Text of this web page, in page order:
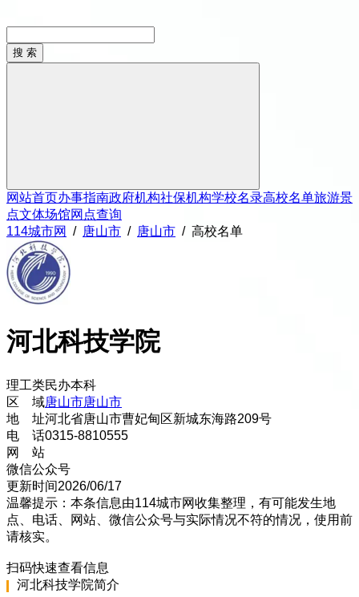
网站首页办事指南政府机构社保机构学校名录高校名单旅游景
点文体场馆网点查询
114城市网
/ 唐山市 / 唐山市 / 高校名单
河北科技学院
理工类民办本科
区 域唐山市唐山市
地 址河北省唐山市曹妃甸区新城东海路209号
电 话0315-8810555
网 站
微信公众号
更新时间2026/06/17
温馨提示：本条信息由114城市网收集整理，有可能发生地
点、电话、网站、微信公众号与实际情况不符的情况，使用前
请核实。
扫码快速查看信息
河北科技学院简介